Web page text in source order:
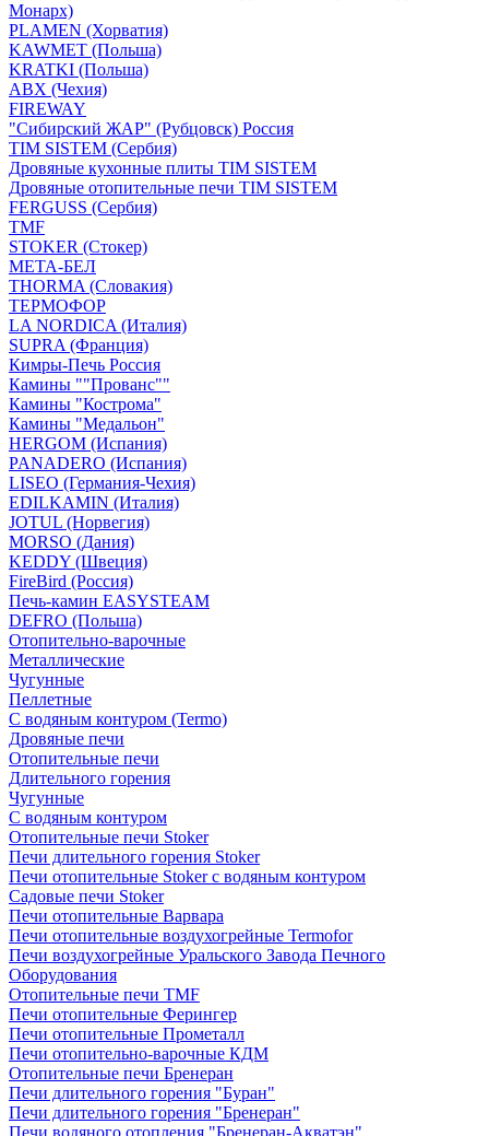
Монарх)
PLAMEN (Хорватия)
KAWMET (Польша)
KRATKI (Польша)
ABX (Чехия)
FIREWAY
"Сибирский ЖАР" (Рубцовск) Россия
TIM SISTEM (Сербия)
Дровяные кухонные плиты TIM SISTEM
Дровяные отопительные печи TIM SISTEM
FERGUSS (Сербия)
TMF
STOKER (Стокер)
МЕТА-БЕЛ
THORMA (Словакия)
ТЕРМОФОР
LA NORDICA (Италия)
SUPRA (Франция)
Кимры-Печь Россия
Камины ""Прованс""
Камины "Кострома"
Камины "Медальон"
HERGOM (Испания)
PANADERO (Испания)
LISEO (Германия-Чехия)
EDILKAMIN (Италия)
JOTUL (Норвегия)
MORSO (Дания)
KEDDY (Швеция)
FireBird (Россия)
Печь-камин EASYSTEAM
DEFRO (Польша)
Отопительно-варочные
Металлические
Чугунные
Пеллетные
С водяным контуром (Termo)
Дровяные печи
Отопительные печи
Длительного горения
Чугунные
C водяным контуром
Отопительные печи Stoker
Печи длительного горения Stoker
Печи отопительные Stoker с водяным контуром
Садовые печи Stoker
Печи отопительные Варвара
Печи отопительные воздухогрейные Termofor
Печи воздухогрейные Уральского Завода Печного
Оборудования
Отопительные печи TMF
Печи отопительные Ферингер
Печи отопительные Прометалл
Печи отопительно-варочные КДМ
Отопительные печи Бренеран
Печи длительного горения "Буран"
Печи длительного горения "Бренеран"
Печи водяного отопления "Бренеран-Акватэн"